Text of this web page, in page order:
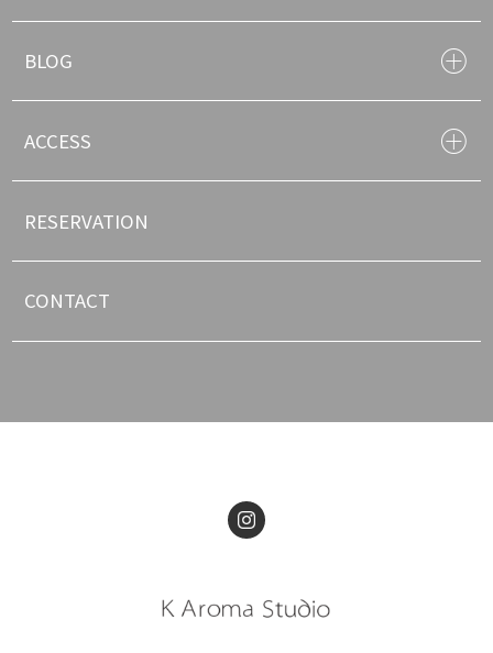
BLOG
ACCESS
RESERVATION
CONTACT